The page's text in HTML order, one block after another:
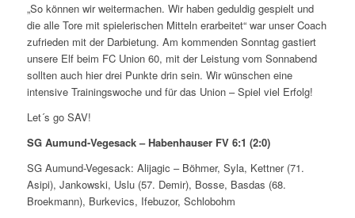
„So können wir weitermachen. Wir haben geduldig gespielt und
die alle Tore mit spielerischen Mitteln erarbeitet“ war unser Coach
zufrieden mit der Darbietung. Am kommenden Sonntag gastiert
unsere Elf beim FC Union 60, mit der Leistung vom Sonnabend
sollten auch hier drei Punkte drin sein. Wir wünschen eine
intensive Trainingswoche und für das Union – Spiel viel Erfolg!
Let´s go SAV!
SG Aumund-Vegesack – Habenhauser FV 6:1 (2:0)
SG Aumund-Vegesack: Alijagic – Böhmer, Syla, Kettner (71.
Asipi), Jankowski, Uslu (57. Demir), Bosse, Basdas (68.
Broekmann), Burkevics, Ifebuzor, Schlobohm